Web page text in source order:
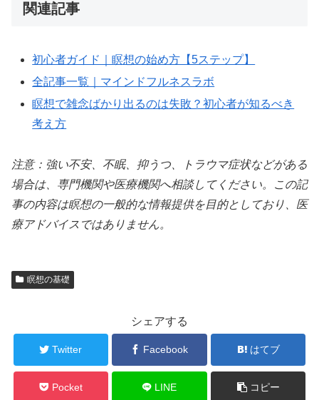
関連記事
初心者ガイド｜瞑想の始め方【5ステップ】
全記事一覧｜マインドフルネスラボ
瞑想で雑念ばかり出るのは失敗？初心者が知るべき
考え方
注意：強い不安、不眠、抑うつ、トラウマ症状などがある
場合は、専門機関や医療機関へ相談してください。この記
事の内容は瞑想の一般的な情報提供を目的としており、医
療アドバイスではありません。
瞑想の基礎
シェアする
Twitter Facebook はてブ
Pocket LINE コピー